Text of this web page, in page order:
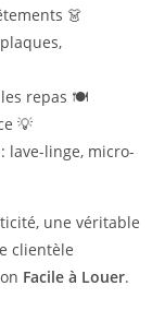
👗
les repas 🍽️
💡
lave-linge, micro-
une véritable
clientèle
Facile à Louer.